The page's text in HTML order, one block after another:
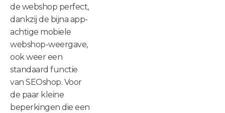
de webshop perfect,
dankzij de bijna app-
achtige mobiele
webshop-weergave,
ook weer een
standaard functie
van SEOshop. Voor
de paar kleine
beperkingen die een